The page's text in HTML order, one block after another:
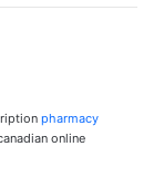
pharmacy
online